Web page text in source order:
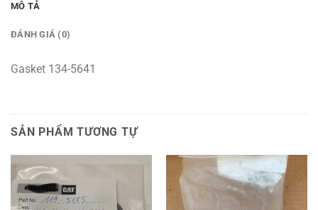
MÔ TẢ
ĐÁNH GIÁ (0)
Gasket 134-5641
SẢN PHẨM TƯƠNG TỰ